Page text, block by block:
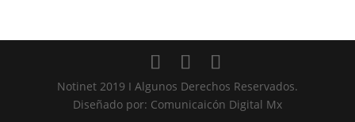
Notinet 2019 I Algunos Derechos Reservados.
Diseñado por: Comunicaicón Digital Mx